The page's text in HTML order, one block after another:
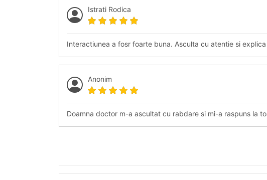
Istrati Rodica
Interactiunea a fosr foarte buna. Asculta cu atentie si
Anonim
Doamna doctor m-a ascultat cu rabdare si mi-a raspuns la